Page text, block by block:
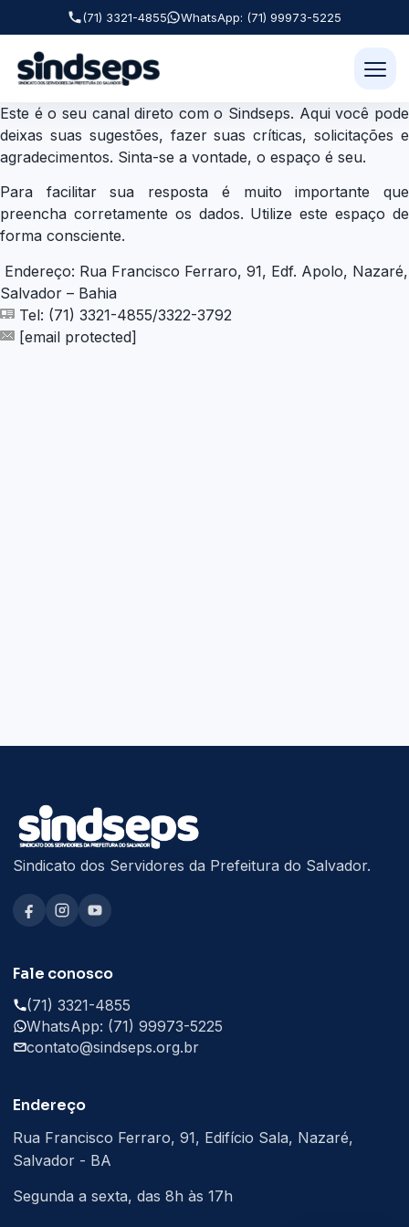
(71) 3321-4855 WhatsApp: (71) 99973-5225
Este é o seu canal direto com o Sindseps. Aqui você pode
deixas suas sugestões, fazer suas críticas, solicitações e
agradecimentos. Sinta-se a vontade, o espaço é seu.
Para facilitar sua resposta é muito importante que
preencha corretamente os dados. Utilize este espaço de
forma consciente.
Endereço: Rua Francisco Ferraro, 91, Edf. Apolo, Nazaré,
Salvador – Bahia
Tel: (71) 3321-4855/3322-3792
[email protected]
Sindicato dos Servidores da Prefeitura do Salvador.
Fale conosco
(71) 3321-4855
WhatsApp: (71) 99973-5225
contato@sindseps.org.br
Endereço
Rua Francisco Ferraro, 91, Edifício Sala, Nazaré,
Salvador - BA
Segunda a sexta, das 8h às 17h